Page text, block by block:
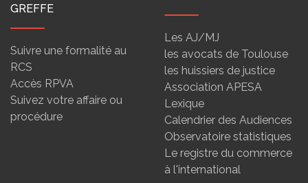
GREFFE
Suivre une formalité au
RCS
Accès RPVA
Suivez votre affaire ou
procédure
Les AJ/MJ
les avocats de Toulouse
les huissiers de justice
Association APESA
Lexique
Calendrier des Audiences
Observatoire statistiques
Le registre du commerce
à l'international